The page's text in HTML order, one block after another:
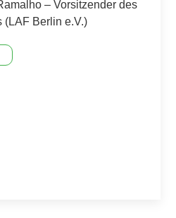
– Vorsitzender des
(LAF Berlin e.V.)